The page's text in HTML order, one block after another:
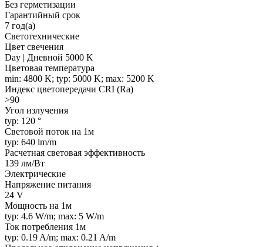
Без герметизации
Гарантийный срок
7 год(а)
Светотехнические
Цвет свечения
Day | Дневной 5000 K
Цветовая температура
min: 4800 K; typ: 5000 K; max: 5200 K
Индекс цветопередачи CRI (Ra)
>90
Угол излучения
typ: 120 °
Световой поток на 1м
typ: 640 lm/m
Расчетная световая эффективность
139 лм/Вт
Электрические
Напряжение питания
24 V
Мощность на 1м
typ: 4.6 W/m; max: 5 W/m
Ток потребления 1м
typ: 0.19 A/m; max: 0.21 A/m